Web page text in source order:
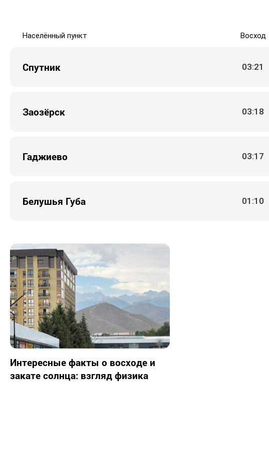
Населённый пункт Восход
Спутник 03:21
Заозёрск 03:18
Гаджиево 03:17
Белушья Губа 01:10
Интересные факты о восходе и
закате солнца: взгляд физика